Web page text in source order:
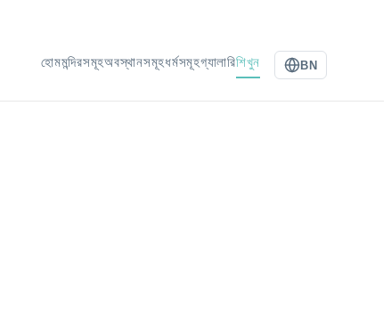
হোমমন্দিরসমূহঅবস্থানসমূহধর্মসমূহগ্যালারিশিখুন BN